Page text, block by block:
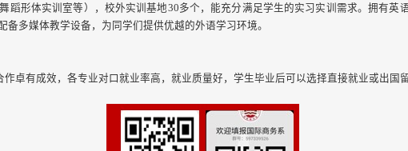
蹈形体实训室等），校外实训基地30多个，能充分满足学生的实习实训需求。拥有英
多媒体教学设备，为同学们提供优越的外语学习环境。
卓有成效，各专业对口就业率高，就业质量好，学生毕业后可以选择直接就业或出国留